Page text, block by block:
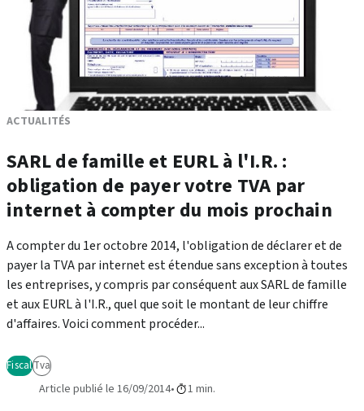
ACTUALITÉS
SARL de famille et EURL à l'I.R. :
obligation de payer votre TVA par
internet à compter du mois prochain
A compter du 1er octobre 2014, l'obligation de déclarer et de
payer la TVA par internet est étendue sans exception à toutes
les entreprises, y compris par conséquent aux SARL de famille
et aux EURL à l'I.R., quel que soit le montant de leur chiffre
d'affaires. Voici comment procéder...
FiscalTva
Article publié le 16/09/2014 1 min.